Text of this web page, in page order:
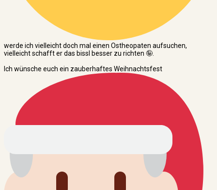
werde ich vielleicht doch mal einen Ostheopaten aufsuchen,
vielleicht schafft er das bissl besser zu richten 🤪.
Ich wünsche euch ein zauberhaftes Weihnachtsfest